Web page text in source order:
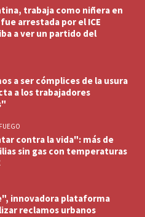
trabaja como niñera en
fue arrestada por el ICE
a ver un partido del
a ser cómplices de la usura
a los trabajadores
contra la vida": más de
sin gas con temperaturas
innovadora plataforma
reclamos urbanos